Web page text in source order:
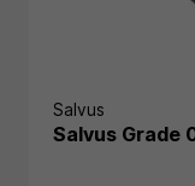
Salvus
Salvus Grade